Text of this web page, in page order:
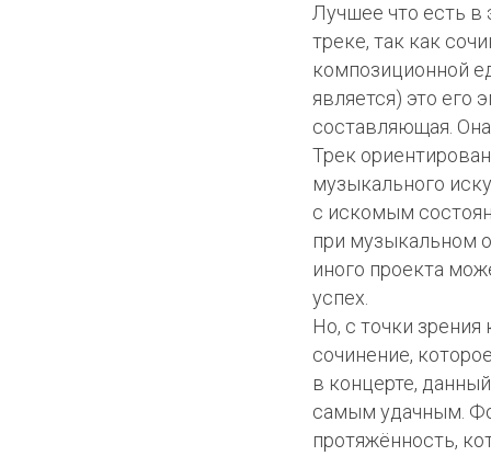
Лучшее что есть в
треке, так как
композиционной
является) это его
составляющая.
Трек
музыкального
с искомым
при музыкальном
иного проекта
успех.
Но, с точки
сочинение,
в концерте,
самым удачным.
протяжённость,